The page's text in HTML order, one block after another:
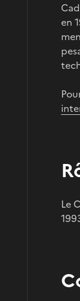
en
Le